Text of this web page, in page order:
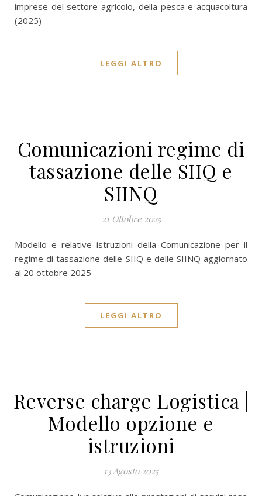
imprese del settore agricolo, della pesca e acquacoltura
(2025)
LEGGI ALTRO
Comunicazioni regime di
tassazione delle SIIQ e
SIINQ
21 Ottobre 2025
Modello e relative istruzioni della Comunicazione per il
regime di tassazione delle SIIQ e delle SIINQ aggiornato
al 20 ottobre 2025
LEGGI ALTRO
Reverse charge Logistica |
Modello opzione e
istruzioni
13 Agosto 2025